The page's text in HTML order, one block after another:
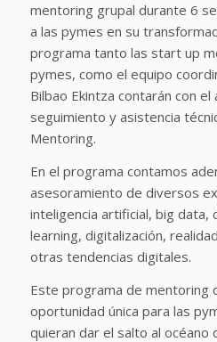
mentoring grupal durante 6
a las pymes en su
programa tanto las start up
pymes, como el equipo
Bilbao Ekintza contarán con
seguimiento y asistencia
Mentoring.
En el programa contamos
asesoramiento de diversos
inteligencia artificial, big data,
learning, digitalización,
otras tendencias digitales.
Este programa de mentoring
oportunidad única para las
quieran dar el salto al océano